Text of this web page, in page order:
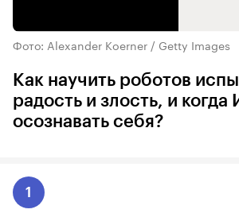
Фото: Alexander Koerner / Getty Images
Как научить роботов
радость и злость, и
осознавать себя?
1